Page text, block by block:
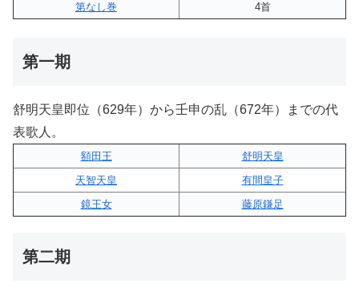
第なし巻
4首
第一期
舒明天皇即位（629年）から壬申の乱（672年）までの代
表歌人。
額田王
舒明天皇
天智天皇
有間皇子
鏡王女
藤原鎌足
第二期